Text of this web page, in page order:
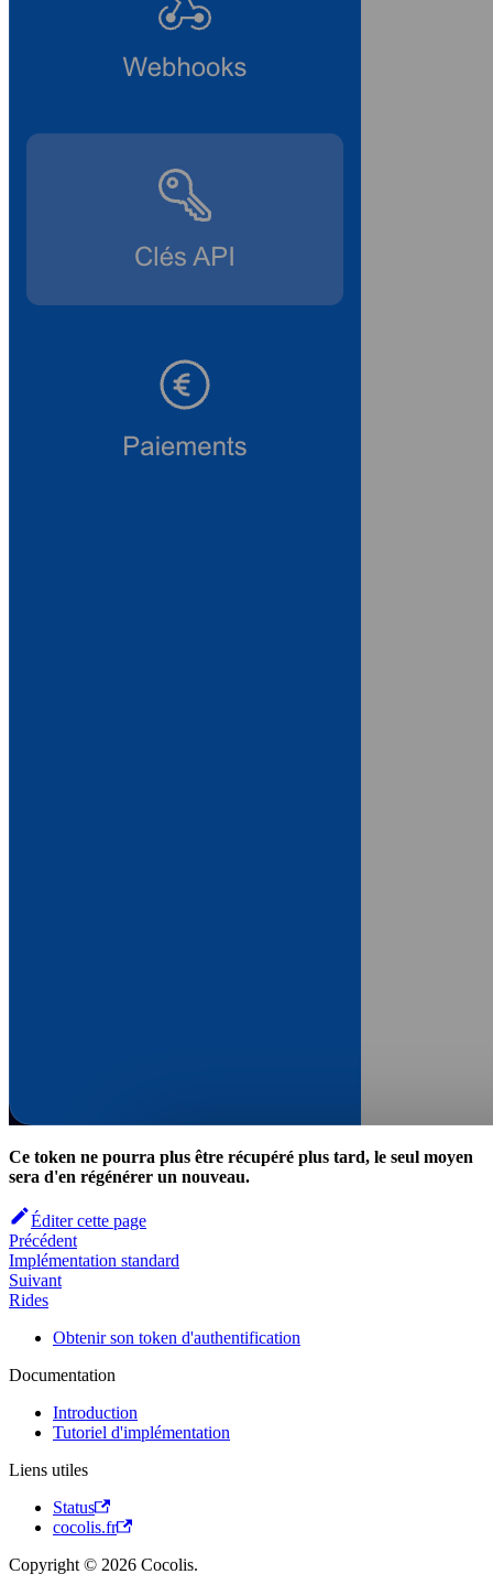
Ce token ne pourra plus être récupéré plus tard, le seul moyen
sera d'en régénérer un nouveau.
Éditer cette page
Précédent
Implémentation standard
Suivant
Rides
Obtenir son token d'authentification
Documentation
Introduction
Tutoriel d'implémentation
Liens utiles
Status
cocolis.fr
Copyright © 2026 Cocolis.